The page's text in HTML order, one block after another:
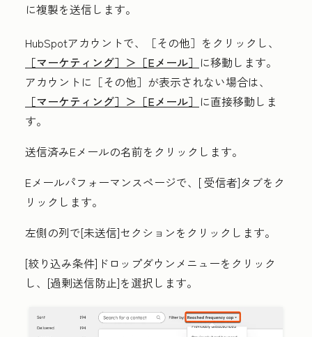
に複製を送信します。
HubSpotアカウントで、
［その他］をクリックし、
［マーケティング］＞ ［Eメール］ に移動します。
アカウントに ［その他］が表示されない場合は、
［マーケティング］＞ ［Eメール］ に直接移動しま
す。
送信済みEメールの名前をクリックします。
Eメールパフォーマンスページで、[ 受信者]タブをク
リックします。
左側の列で[未送信]セクションをクリックします。
[絞り込み条件] ドロップダウンメニューをクリック
し、[過剰送信防止]を選択します。